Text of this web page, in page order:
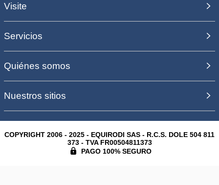
Visite
Servicios
Quiénes somos
Nuestros sitios
COPYRIGHT 2006 - 2025 - EQUIRODI SAS - R.C.S. DOLE 504 811
373 - TVA FR00504811373
PAGO 100% SEGURO